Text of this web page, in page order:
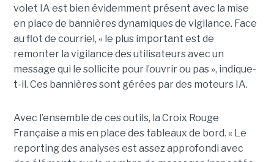
volet IA est bien évidemment présent avec la mise
en place de bannières dynamiques de vigilance. Face
au flot de courriel, « le plus important est de
remonter la vigilance des utilisateurs avec un
message qui le sollicite pour l’ouvrir ou pas », indique-
t-il. Ces bannières sont gérées par des moteurs IA.
Avec l’ensemble de ces outils, la Croix Rouge
Française a mis en place des tableaux de bord. « Le
reporting des analyses est assez approfondi avec